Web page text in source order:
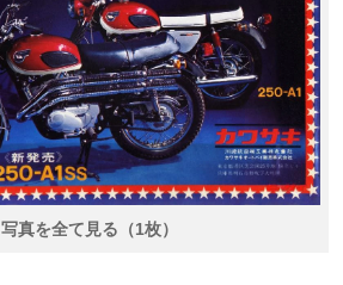
写真を全て見る（1枚）